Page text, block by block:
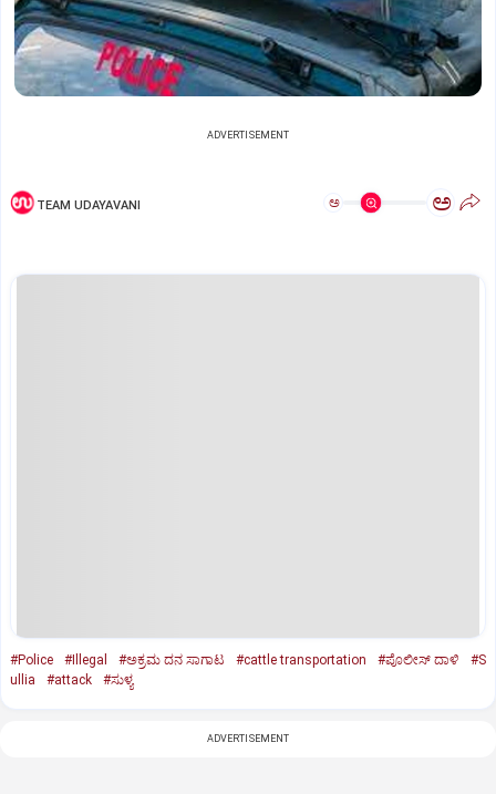
ADVERTISEMENT
TEAM UDAYAVANI ಅ ಅ
#Police #Illegal #ಅಕ್ರಮ ದನ ಸಾಗಾಟ #cattle transportation #ಪೊಲೀಸ್‌ ದಾಳಿ
#S
ullia
#attack #ಸುಳ್ಯ
ADVERTISEMENT